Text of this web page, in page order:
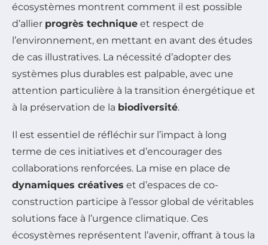
écosystèmes montrent comment il est possible
d’allier progrès technique et respect de
l’environnement, en mettant en avant des études
de cas illustratives. La nécessité d’adopter des
systèmes plus durables est palpable, avec une
attention particulière à la transition énergétique et
à la préservation de la biodiversité.
Il est essentiel de réfléchir sur l’impact à long
terme de ces initiatives et d’encourager des
collaborations renforcées. La mise en place de
dynamiques créatives et d’espaces de co-
construction participe à l’essor global de véritables
solutions face à l’urgence climatique. Ces
écosystèmes représentent l’avenir, offrant à tous la